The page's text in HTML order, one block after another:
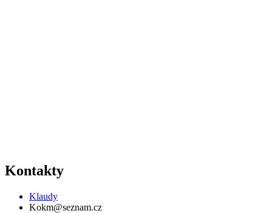
Kontakty
Klaudy
Kokm@seznam.cz